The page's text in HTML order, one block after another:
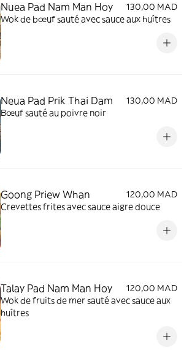
Nuea Pad Nam Man Hoy
130,00 MAD
Wok de bœuf sauté avec sauce aux huîtres
Neua Pad Prik Thai Dam
130,00 MAD
Bœuf sauté au poivre noir
Goong Priew Whan
120,00 MAD
Crevettes frites avec sauce aigre douce
Talay Pad Nam Man Hoy
120,00 MAD
Wok de fruits de mer sauté avec sauce aux
huîtres